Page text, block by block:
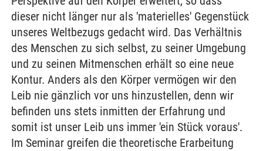
dieser nicht länger nur als 'materielles' Gegenstück
unseres Weltbezugs gedacht wird. Das Verhältnis
des Menschen zu sich selbst, zu seiner Umgebung
und zu seinen Mitmenschen erhält so eine neue
Kontur. Anders als den Körper vermögen wir den
Leib nie gänzlich vor uns hinzustellen, denn wir
befinden uns stets inmitten der Erfahrung und
somit ist unser Leib uns immer 'ein Stück voraus'.
Im Seminar greifen die theoretische Erarbeitung